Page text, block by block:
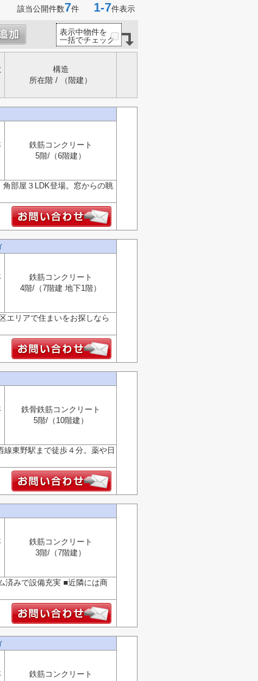
該当公開件数7件 1-7件表示
表示中物件を
一括でチェック
構造
所在階 / （階建）
鉄筋コンクリート
5階/（6階建）
部屋３LDK登場。窓からの眺
鉄筋コンクリート
4階/（7階建 地下1階）
エリアで住まいをお探しなら
鉄骨鉄筋コンクリート
5階/（10階建）
東野駅まで徒歩４分。薬や日
鉄筋コンクリート
3階/（7階建）
済みで設備充実 ■近隣には商
鉄筋コンクリート